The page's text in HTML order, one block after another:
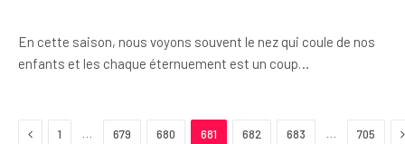
En cette saison, nous voyons souvent le nez qui coule de nos
enfants et les chaque éternuement est un coup…
Previous
1 679 680 681 682 683 705